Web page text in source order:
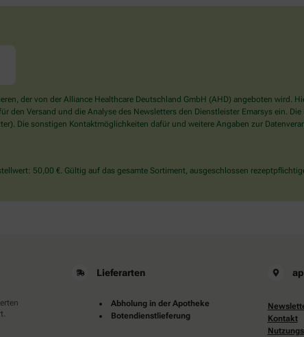
der von der Alliance Healthcare Deutschland GmbH (AHD) angeboten wird.
den Versand und die Analyse des Newsletters den Dienstleister Emarsys ein.
Die sonstigen Kontaktmöglichkeiten dafür und weitere Angaben zur
50,00 €. Gültig auf das gesamte Sortiment, ausgeschlossen
Lieferarten
Abholung in der Apotheke
Botendienstlieferung
Kontakt